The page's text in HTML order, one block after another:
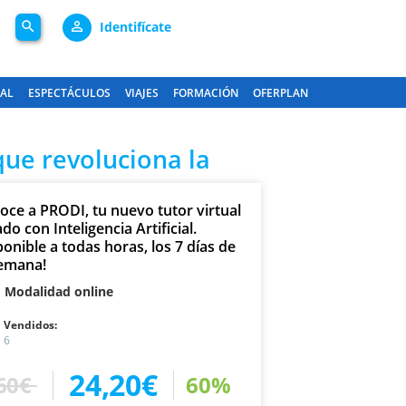
search person_outline Identifícate
ESPECTÁCULOS VIAJES FORMACIÓN OFERPLAN
revoluciona la
a PRODI, tu nuevo tutor virtual
con Inteligencia Artificial.
a todas horas, los 7 días de
Modalidad online
Vendidos:
6
24,20€ 60%